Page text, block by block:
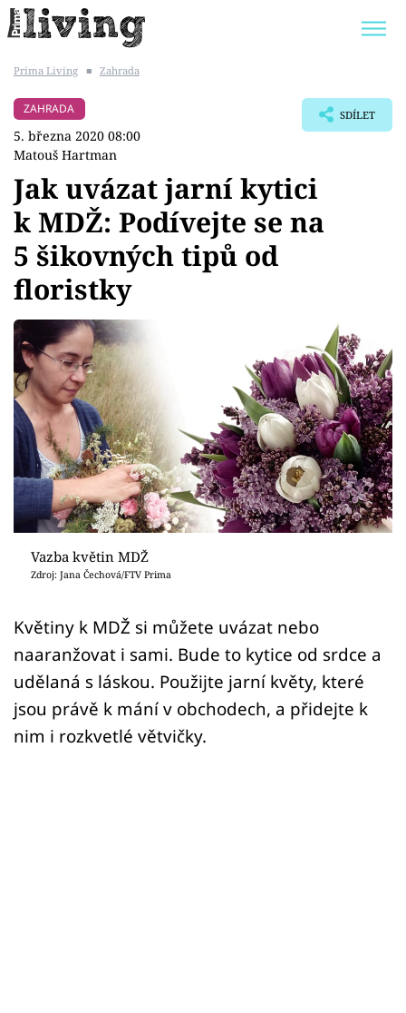
BYDLENÍ SLAVNÝCH
Témata
Bydlení
Zahrada
Design
Sledujte prima+
Přihlášení
Sledujte nás
Prima Living ■ Zahrada
ZAHRADA
5. března 2020 08:00
Matouš Hartman
SDÍLET
Jak uvázat jarní kytici
k MDŽ: Podívejte se na
5 šikovných tipů od
floristky
Vazba květin MDŽ
Zdroj: Jana Čechová/FTV Prima
Květiny k MDŽ si můžete uvázat nebo
naaranžovat i sami. Bude to kytice od srdce a
udělaná s láskou. Použijte jarní květy, které
jsou právě k mání v obchodech, a přidejte k
nim i rozkvetlé větvičky.